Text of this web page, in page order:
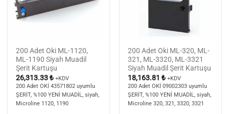
200 Adet Oki ML-1120,
ML-1190 Siyah Muadil
Şerit Kartuşu
26,313.33₺ +KDV
200 Adet OKİ 43571802 uyumlu
ŞERİT, %100 YENİ MUADİL, siyah,
Microline 1120, 1190
200 Adet Oki ML-320, ML-
321, ML-3320, ML-3321
Siyah Muadil Şerit Kartuşu
18,163.81₺ +KDV
200 Adet OKİ 09002303 uyumlu
ŞERİT, %100 YENİ MUADİL, siyah,
Microline 320, 321, 3320, 3321